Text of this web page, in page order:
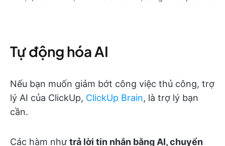
Tự động hóa AI
Nếu bạn muốn giảm bớt công việc thủ công, trợ
lý AI của ClickUp, ClickUp Brain, là trợ lý bạn
cần.
Các hàm nhưtrả lời tin nhắn bằng AI, chuyển